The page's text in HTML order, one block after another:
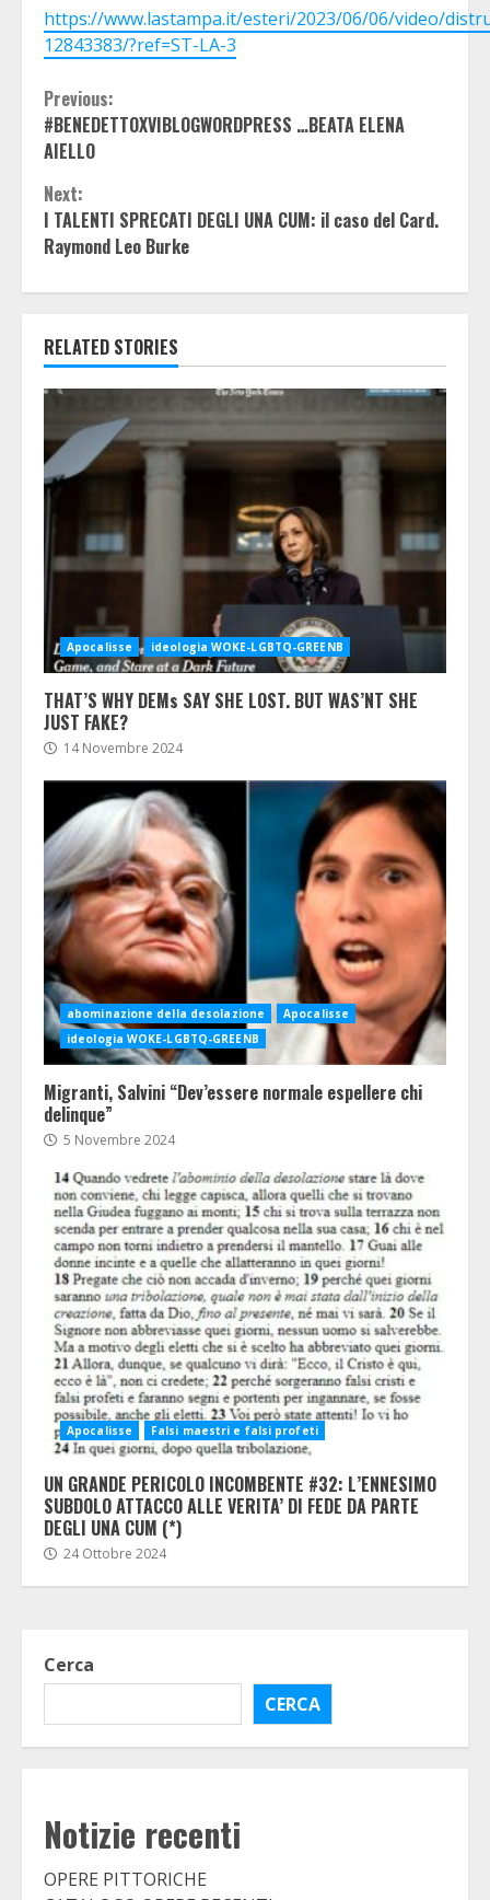
https://www.lastampa.it/esteri/2023/06/06/video/
12843383/?ref=ST-LA-3
Continue
Reading
Previous:
#BENEDETTOXVIBLOGWORDPRESS …BEATA ELENA
AIELLO
Next:
I TALENTI SPRECATI DEGLI UNA CUM: il caso del Card.
Raymond Leo Burke
RELATED STORIES
Apocalisse ideologia WOKE-LGBTQ-GREENB
THAT’S WHY DEMs SAY SHE LOST. BUT WAS’NT SHE
JUST FAKE?
14 Novembre 2024
abominazione della desolazione
Apocalisse
ideologia WOKE-LGBTQ-GREENB
Migranti, Salvini “Dev’essere normale espellere chi
delinque”
5 Novembre 2024
Apocalisse Falsi maestri e falsi profeti
UN GRANDE PERICOLO INCOMBENTE #32: L’ENNESIMO
SUBDOLO ATTACCO ALLE VERITA’ DI FEDE DA PARTE
DEGLI UNA CUM (*)
24 Ottobre 2024
Cerca
CERCA
Notizie recenti
OPERE PITTORICHE